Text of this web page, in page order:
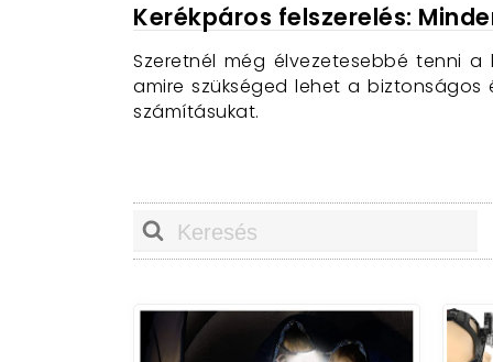
Kerékpáros felszerelés:
Szeretnél még élvezetesebbé tenni a
amire szükséged lehet a biztonságos
számításukat.
Kiváló minőségű sisakok:
magadnak az esetleges balesetek
Fények és láthatósági mellények:
Kényelem a hosszú utakon